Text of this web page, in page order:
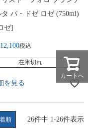
タ パ・ドゼ ロゼ (750ml)
ゼ]
12,100税込
在庫切れ
を見る
順 26件中 1-26件表示
カートへ